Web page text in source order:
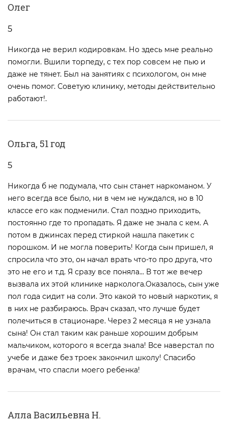
Олег
5
Никогда не верил кодировкам. Но здесь мне реально
помогли. Вшили торпеду, с тех пор совсем не пью и
даже не тянет. Был на занятиях с психологом, он мне
очень помог. Советую клинику, методы действительно
работают!.
Ольга, 51 год
5
Никогда б не подумала, что сын станет наркоманом. У
него всегда все было, ни в чем не нуждался, но в 10
классе его как подменили. Стал поздно приходить,
постоянно где то пропадать. Я даже не знала с кем. А
потом в джинсах перед стиркой нашла пакетик с
порошком. И не могла поверить! Когда сын пришел, я
спросила что это, он начал врать что-то про друга, что
это не его и т.д. Я сразу все поняла... В тот же вечер
вызвала их этой клинике нарколога.Оказалось, сын уже
пол года сидит на соли. Это какой то новый наркотик, я
в них не разбираюсь. Врач сказал, что лучше будет
полечиться в стационаре. Через 2 месяца я не узнала
сына! Он стал таким как раньше хорошим добрым
мальчиком, которого я всегда знала! Все наверстал по
учебе и даже без троек закончил школу! Спасибо
врачам, что спасли моего ребенка!
Алла Васильевна Н.